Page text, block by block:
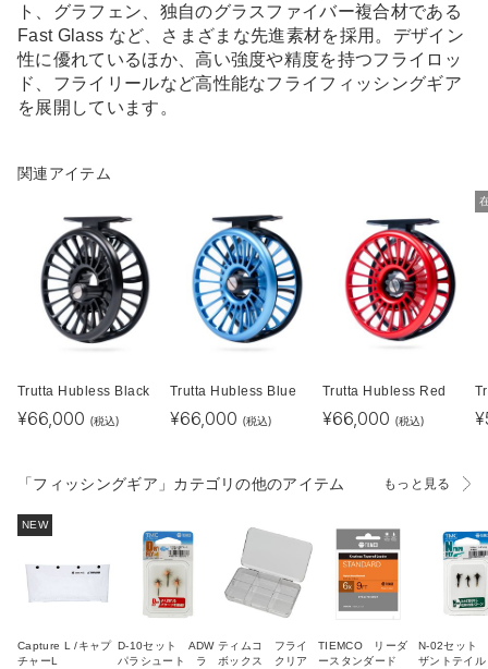
ト、グラフェン、独自のグラスファイバー複合材である
Fast Glass など、さまざまな先進素材を採用。デザイン
性に優れているほか、高い強度や精度を持つフライロッ
ド、フライリールなど高性能なフライフィッシングギア
を展開しています。
関連アイテム
Trutta Hubless Black
¥66,000 (税込)
Trutta Hubless Blue
¥66,000 (税込)
Trutta Hubless Red
¥66,000 (税込) ¥
「フィッシングギア」カテゴリの他のアイテム もっと見る
NEW
Capture L /キャプ
チャーL
D-10セット ADW
パラシュート ラ
ティムコ フライ
ボックス クリア
TIEMCO リーダ
ースタンダード
N-02セット
ザントテイ